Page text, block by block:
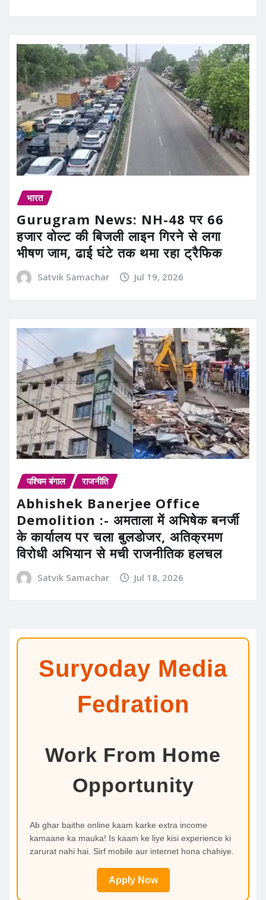
भारत
Gurugram News: NH-48 पर 66
हजार वोल्ट की बिजली लाइन गिरने से लगा
भीषण जाम, ढाई घंटे तक थमा रहा ट्रैफिक
Satvik Samachar Jul 19, 2026
पश्चिम बंगाल राजनीति
Abhishek Banerjee Office
Demolition :- अमताला में अभिषेक बनर्जी
के कार्यालय पर चला बुलडोजर, अतिक्रमण
विरोधी अभियान से मची राजनीतिक हलचल
Satvik Samachar Jul 18, 2026
Suryoday Media
Fedration
Work From Home
Opportunity
Ab ghar baithe online kaam karke extra income
kamaane ka mauka! Is kaam ke liye kisi experience ki
zarurat nahi hai. Sirf mobile aur internet hona chahiye.
Apply Now